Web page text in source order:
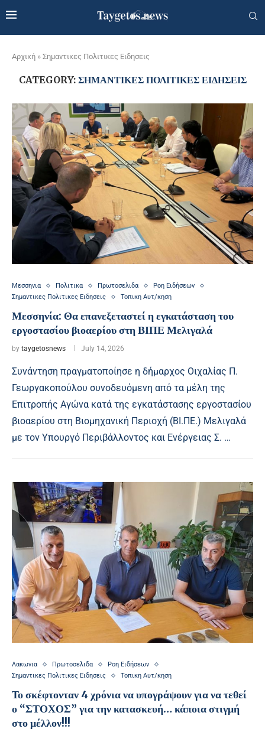
Αρχική » Σημαντικες Πολιτικες Ειδησεις
CATEGORY: ΣΗΜΑΝΤΙΚΕΣ ΠΟΛΙΤΙΚΕΣ ΕΙΔΗΣΕΙΣ
Μεσσηνια Πολιτικα Πρωτοσελιδα
Ροη Ειδήσεων
Σημαντικες Πολιτικες Ειδησεις
Τοπικη Αυτ/κηση
Μεσσηνία: Θα επανεξεταστεί η εγκατάσταση του
εργοστασίου βιοαερίου στη ΒΙΠΕ Μελιγαλά
by taygetosnews July 14, 2026
Συνάντηση πραγματοποίησε η δήμαρχος Οιχαλίας Π.
Γεωργακοπούλου συνοδευόμενη από τα μέλη της
Επιτροπής Αγώνα κατά της εγκατάστασης εργοστασίου
βιοαερίου στη Βιομηχανική Περιοχή (ΒΙ.ΠΕ.) Μελιγαλά
με τον Υπουργό Περιβάλλοντος και Ενέργειας Σ. …
Λακωνια Πρωτοσελιδα
Ροη Ειδήσεων
Σημαντικες Πολιτικες Ειδησεις
Τοπικη Αυτ/κηση
Το σκέφτονταν 4 χρόνια να υπογράψουν για να τεθεί
ο “ΣΤΟΧΟΣ” για την κατασκευή… κάποια στιγμή
στο μέλλον!!!